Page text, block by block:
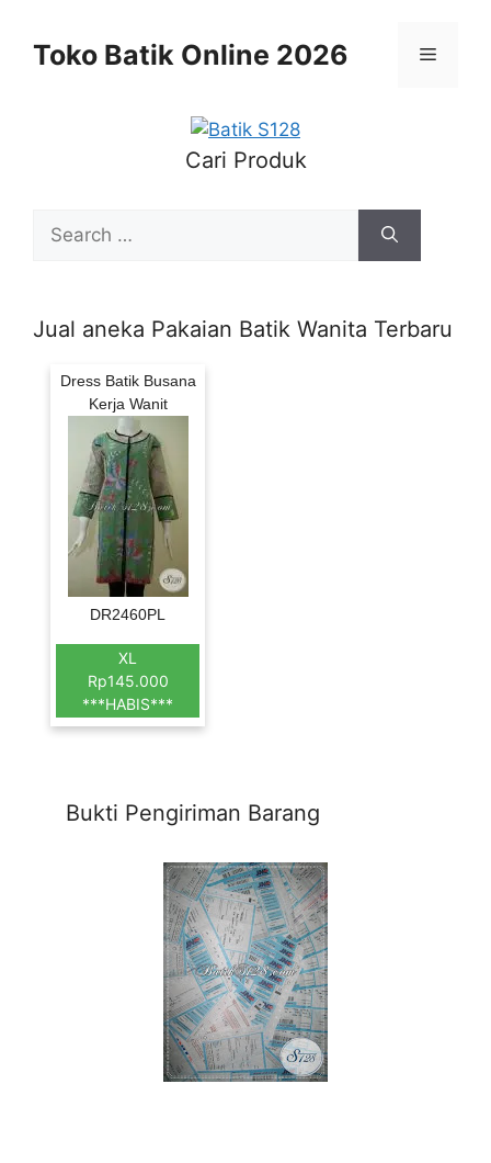
contentToko Batik Online 2026 Menu
Cari Produk
for:
Jual aneka Pakaian Batik Wanita Terbaru
Dress Batik Busana
Kerja Wanit
DR2460PL
XL
Rp145.000
***HABIS***
Bukti Pengiriman Barang